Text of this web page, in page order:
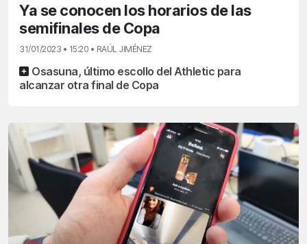
Ya se conocen los horarios de las
semifinales de Copa
31/01/2023 • 15:20 • RAÚL JIMÉNEZ
Osasuna, último escollo del Athletic para
alcanzar otra final de Copa